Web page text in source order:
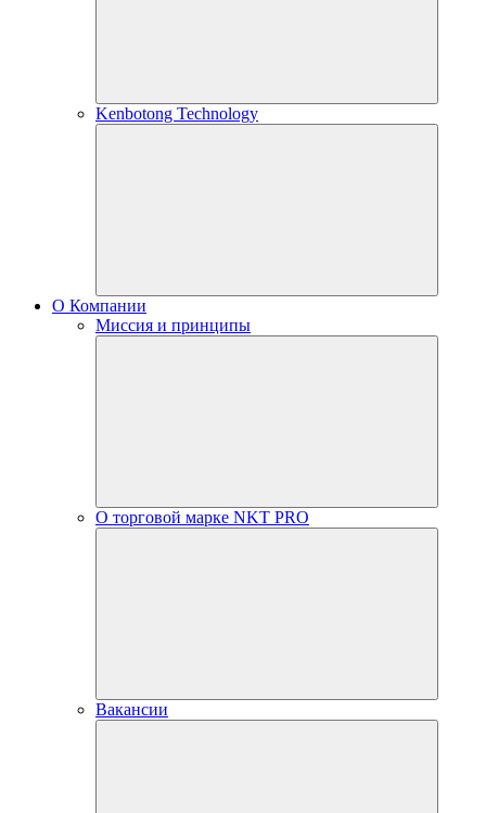
Kenbotong Technology
О Компании
Миссия и принципы
О торговой марке NKT PRO
Вакансии